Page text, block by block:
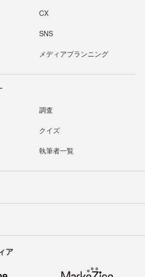
CX
SNS
メディアプランニング
調査
クイズ
執筆者一覧
ア